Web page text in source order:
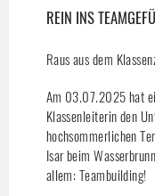
REIN INS
Raus aus dem
Am 03.07.2025 hat
Klassenleiterin den
hochsommerlichen
Isar beim
allem: Teambuilding!